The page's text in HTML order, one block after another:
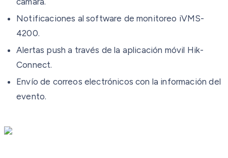
Notificaciones al software de monitoreo iVMS-
4200.
Alertas push a través de la aplicación móvil Hik-
Connect.
Envío de correos electrónicos con la información del
evento.